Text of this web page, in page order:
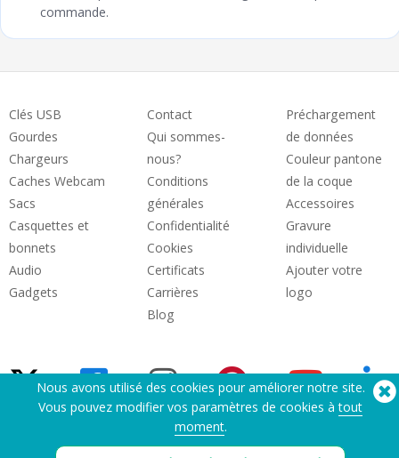
commande.
Clés USB
Gourdes
Chargeurs
Caches Webcam
Sacs
Casquettes et
bonnets
Audio
Gadgets
Contact
Qui sommes-
nous?
Conditions
générales
Confidentialité
Cookies
Certificats
Carrières
Blog
Préchargement
de données
Couleur pantone
de la coque
Accessoires
Gravure
individuelle
Ajouter votre
logo
Besoin d'aide? Tel :(650) 938-3500 (US)
Nous avons utilisé des cookies pour améliorer notre site.
Vous pouvez modifier vos paramètres de cookies àtout
moment.